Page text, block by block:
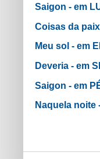
Saigon - em
Coisas da
Meu sol - em
Deveria - em
Saigon - em
Naquela noite